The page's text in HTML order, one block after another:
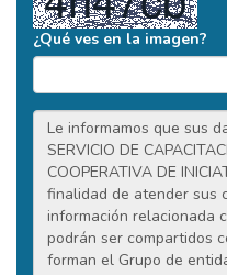
¿Qué ves en la imagen?